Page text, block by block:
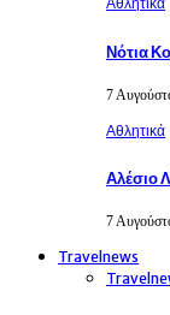
Νότια
7
Αθλητικά
Αλέσιο
7
Travelnews